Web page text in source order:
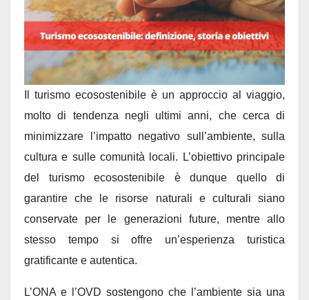
Il turismo ecosostenibile è un approccio al viaggio,
molto di tendenza negli ultimi anni, che cerca di
minimizzare l’impatto negativo sull’ambiente, sulla
cultura e sulle comunità locali. L’obiettivo principale
del turismo ecosostenibile è dunque quello di
garantire che le risorse naturali e culturali siano
conservate per le generazioni future, mentre allo
stesso tempo si offre un’esperienza turistica
gratificante e autentica.
L’ONA e l’OVD sostengono che l’ambiente sia una